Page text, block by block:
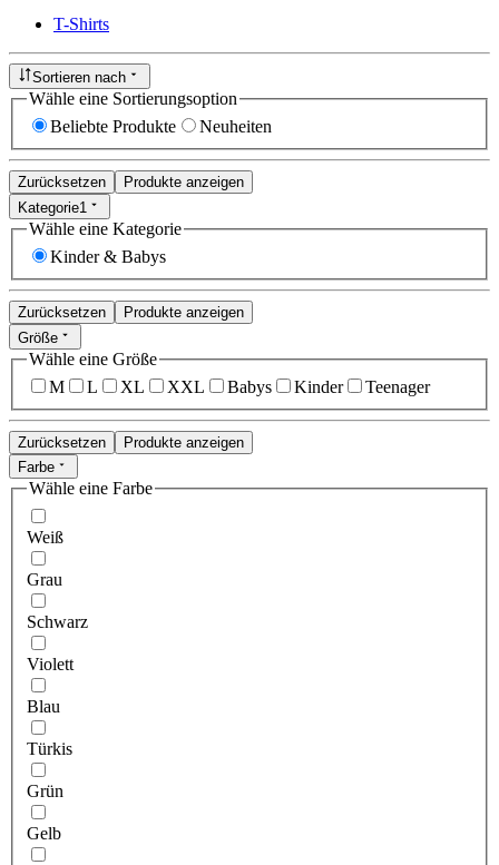
T-Shirts
Sortieren nach
Wähle eine Sortierungsoption
Beliebte Produkte
Neuheiten
Zurücksetzen
Produkte anzeigen
Kategorie1
Wähle eine Kategorie
Kinder & Babys
Zurücksetzen
Produkte anzeigen
Größe
Wähle eine Größe
M
L XL XXL Babys Kinder Teenager
Zurücksetzen
Produkte anzeigen
Farbe
Wähle eine Farbe
Weiß
Grau
Schwarz
Violett
Blau
Türkis
Grün
Gelb